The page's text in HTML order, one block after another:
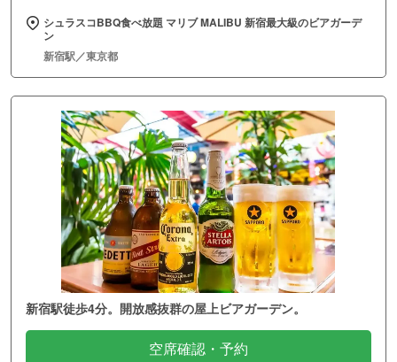
シュラスコBBQ食べ放題 マリブ MALIBU 新宿最大級のビアガーデ
ン
新宿駅／東京都
新宿駅徒歩4分。開放感抜群の屋上ビアガーデン。
空席確認・予約